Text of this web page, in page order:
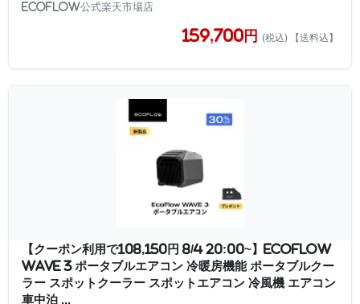
EcoFlow公式楽天市場店
159,700円 (税込) 【送料込】
【クーポン利用で108,150円 8/4 20:00~】EcoFlow
WAVE 3 ポータブルエアコン 冷暖房機能 ポータブルクー
ラー スポットクーラー スポットエアコン 冷風機 エアコン
車中泊 ...